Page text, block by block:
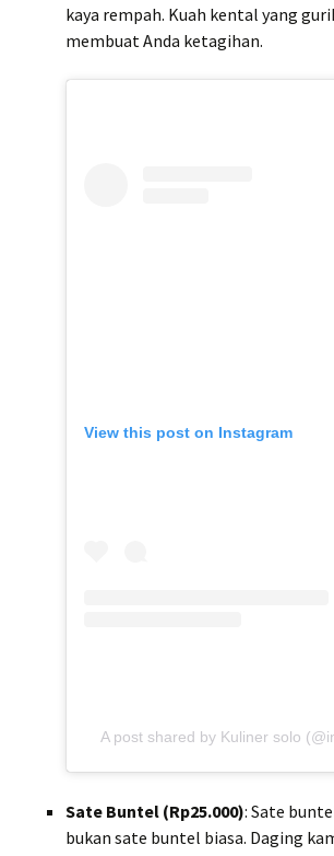
kaya rempah. Kuah kental yang
membuat Anda ketagihan.
View this post on Instagram
A post shared by Kuliner solo
Sate Buntel (Rp25.000): Sate
bukan sate buntel biasa. Daging